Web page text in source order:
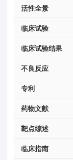
活性全景
临床试验
临床试验结果
不良反应
专利
药物文献
靶点综述
临床指南